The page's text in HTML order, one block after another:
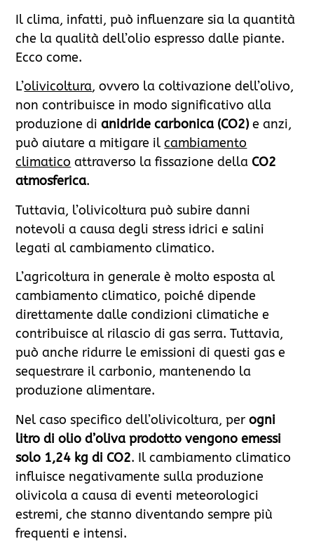
Il clima, infatti, può influenzare sia la quantità
che la qualità dell’olio espresso dalle piante.
Ecco come.
L’olivicoltura, ovvero la coltivazione dell’olivo,
non contribuisce in modo significativo alla
produzione dianidride carbonica (CO2)e anzi,
può aiutare a mitigare ilcambiamento
climatico attraverso la fissazione della CO2
atmosferica.
Tuttavia, l’olivicoltura può subire danni
notevoli a causa degli stress idrici e salini
legati al cambiamento climatico.
L’agricoltura in generale è molto esposta al
cambiamento climatico, poiché dipende
direttamente dalle condizioni climatiche e
contribuisce al rilascio di gas serra. Tuttavia,
può anche ridurre le emissioni di questi gas e
sequestrare il carbonio, mantenendo la
produzione alimentare.
Nel caso specifico dell’olivicoltura, perogni
litro di olio d’oliva prodotto vengono emessi
solo 1,24 kg di CO2. Il cambiamento climatico
influisce negativamente sulla produzione
olivicola a causa di eventi meteorologici
estremi, che stanno diventando sempre più
frequenti e intensi.